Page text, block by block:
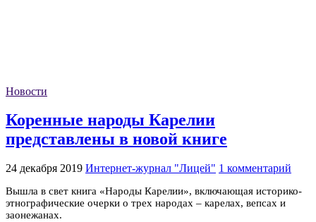
Новости
Коренные народы Карелии
представлены в новой книге
24 декабря 2019 Интернет-журнал "Лицей" 1 комментарий
Вышла в свет книга «Народы Карелии», включающая историко-
этнографические очерки о трех народах – карелах, вепсах и
заонежанах.